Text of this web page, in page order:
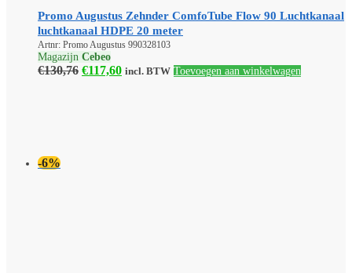
Promo Augustus Zehnder ComfoTube Flow 90 Luchtkanaal
luchtkanaal HDPE 20 meter
Artnr: Promo Augustus 990328103
Magazijn Cebeo
€130,76 Oorspronkelijke
€117,60Huidige
incl. BTW Toevoegen aan winkelwagen
-6%